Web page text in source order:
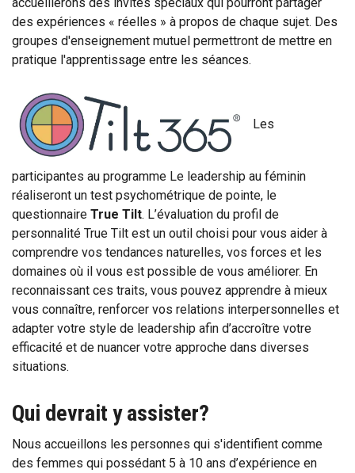
des expériences « réelles » à propos de chaque sujet. Des
groupes d'enseignement mutuel permettront de mettre en
pratique l'apprentissage entre les séances.
Les
participantes au programme Le leadership au féminin
réaliseront un test psychométrique de pointe, le
questionnaire True Tilt. L’évaluation du profil de
personnalité True Tilt est un outil choisi pour vous aider à
comprendre vos tendances naturelles, vos forces et les
domaines où il vous est possible de vous améliorer. En
reconnaissant ces traits, vous pouvez apprendre à mieux
vous connaître, renforcer vos relations interpersonnelles et
adapter votre style de leadership afin d’accroître votre
efficacité et de nuancer votre approche dans diverses
situations.
Qui devrait y assister?
Nous accueillons les personnes qui s'identifient comme
des femmes qui possédant 5 à 10 ans d’expérience en